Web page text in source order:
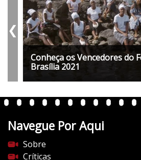
Conheça os Vencedores do
Brasília 2021
❮
Navegue Por Aqui
Sobre
Críticas